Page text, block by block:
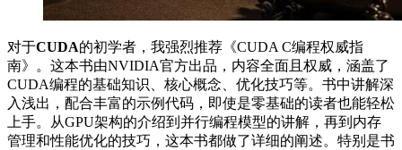
对于CUDA的初学者，我强烈推荐《CUDA C编程权威指
南》。这本书由NVIDIA官方出品，内容全面且权威，涵盖了
CUDA编程的基础知识、核心概念、优化技巧等。书中讲解深
入浅出，配合丰富的示例代码，即使是零基础的读者也能轻松
上手。从GPU架构的介绍到并行编程模型的讲解，再到内存
管理和性能优化的技巧，这本书都做了详细的阐述。特别是书